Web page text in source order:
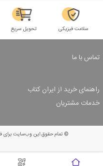
سلامت فیزیکی تحویل سریع
تماس با ما
راهنمای خرید از ایران کتاب
ثبت سفارش
شرایط ارسال سفارش
شیوه پرداخت
تخفیف‌های خرید
خدمات مشتریان
© تمام حقوق این وب‌سایت برای